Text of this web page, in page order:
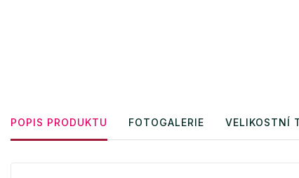
POPIS PRODUKTU FOTOGALERIE VELIKOSTNÍ